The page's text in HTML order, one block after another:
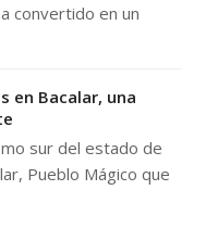
convertido en un
en Bacalar, una
sur del estado de
Pueblo Mágico que